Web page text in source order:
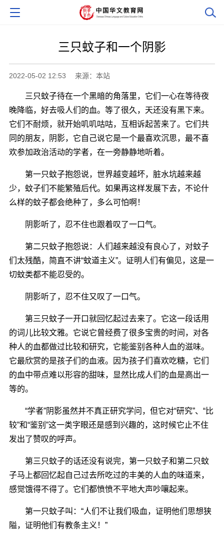
三只蚊子和一个阴影
2022-05-02 12:53 来源：本站
三只蚊子待在一个黑暗的角落里，它们一心在等待夜
晚降临，好去吸人们的血。等了很久，天还没有黑下来。
它们不耐烦，就开始叽叽咕咕，互相诉起苦来了。它们共
同的朋友，阴影，它自己说它是一个最喜欢沉思，最不喜
欢参加政治活动的学者，在一旁静静地听着。
第一只蚊子抱怨说，世界越变越坏，脏水坑越来越
少，蚊子们不能繁殖后代。如果再这样发展下去，不论什
么样的蚊子都会绝种了，多么可怕啊！
阴影听了，忍不住也跟着叹了一口气。
第二只蚊子抱怨说：人们越来越没有良心了，对蚊子
们太残酷，简直不讲“蚊道主义”。证明人们有偏见，这是一
切蚊类都不能忍受的。
阴影听了，忍不住又叹了一口气。
第三只蚊子一开口就回忆起过去来了。它这一段话用
的词儿比较文雅。它说它曾经费了很多宝贵的时间，对各
种人的血都做过比较和研究，它能鉴别各种人血的滋味。
它最欣赏的是孩子们的血液。因为孩子们喜欢吃糖，它们
的血中带点难以形容的甜味，显然比成人们的血是高出一
等的。
“学者”阴影虽然并不真正研究学问，但它对“研究”、“比
较”和“鉴别”这一类字眼还是感到兴趣的，这时候它止不住
发出了赞叹的呼声。
第三只蚊子的话还没有说完，第一只蚊子和第二只蚊
子马上都回忆起自己过去所吃过的丰美的人血的味道来，
感觉饿得不得了。它们都愤愤不平地大声吵嚷起来。
第一只蚊子叫：“人们不让我们吸血，证明他们思想狭
隘，证明他们有教条主义！”